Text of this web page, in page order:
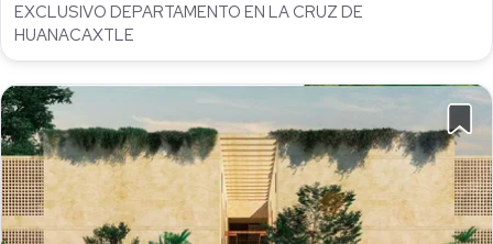
EXCLUSIVO DEPARTAMENTO EN LA CRUZ DE
HUANACAXTLE